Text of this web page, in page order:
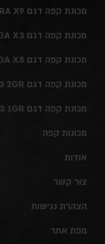
מכונת קפה דגם JURA X9
מכונת קפה דגם JURA GIGA X3
מכונת קפה דגם GIGA X8
מכונת קפה דגם Exspobar EX3 2GR
מכונת קפה דגם Exspobar EX3 1GR
מכונות קפה
אודות
צור קשר
הצהרת נגישות
מפת אתר